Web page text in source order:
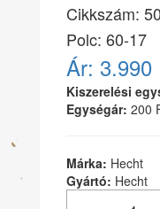
Cikkszám:
Polc: 60-17
Ár: 3.990
Kiszerelési
Egységár: 200
Márka: Hecht
Gyártó: Hecht